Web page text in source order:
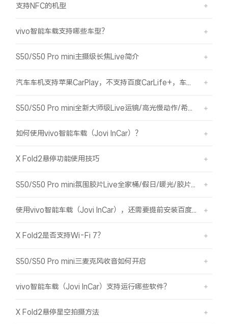
支持NFC的机型
vivo智能车载支持哪些车型？
S50/S50 Pro mini主摄级长焦Live简介
如何使用vivo智能车载（Jovi InCar）？
X Fold2悬停功能使用技巧
X Fold2是否支持Wi-Fi 7？
S50/S50 Pro mini三麦克风收音如何开启
vivo智能车载（Jovi InCar）支持运行哪些软件？
X Fold2悬停星空拍摄方法